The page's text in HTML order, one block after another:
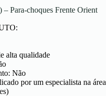
Para-choques Frente Orient
alta qualidade
Não
por um especialista na área